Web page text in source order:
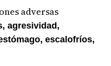
adversas
agresividad,
escalofríos,